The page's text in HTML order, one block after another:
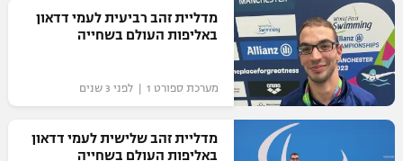
מדליית זהב רביעית לעמי דדאון
באליפות העולם בשחייה
מערכת ספורט 1 | לפני 3 שנים
מדליית זהב שלישית לעמי דדאון
באליפות העולם בשחייה